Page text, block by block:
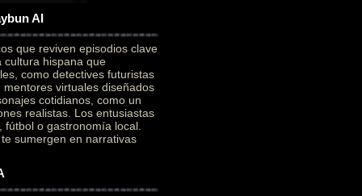
AI
que reviven episodios clave
cultura hispana que
como detectives futuristas
virtuales diseñados
cotidianos, como un
realistas. Los entusiastas
fútbol o gastronomía local.
sumergen en narrativas